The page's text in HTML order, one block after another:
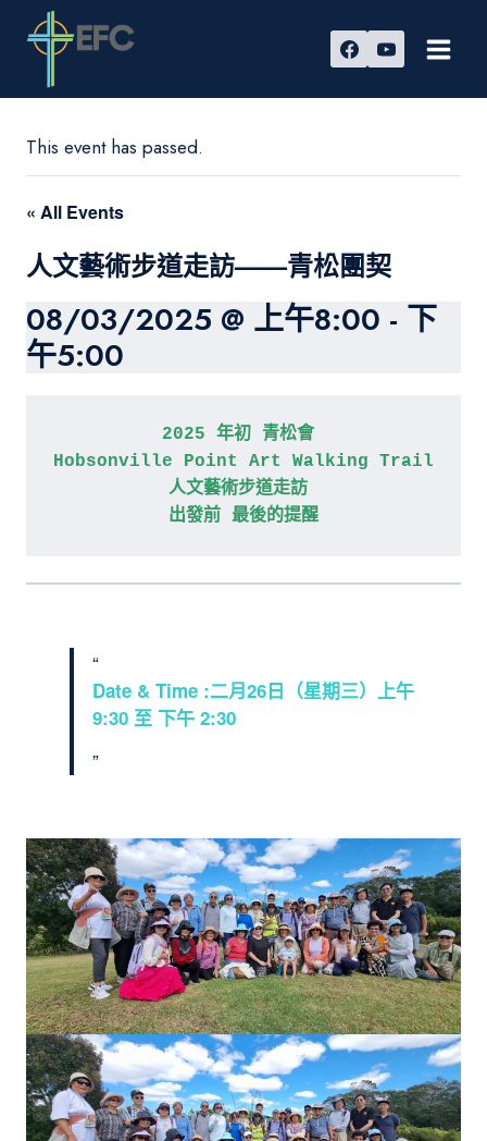
This event has passed.
« All Events
人文藝術步道走訪——青松團契
08/03/2025 @ 上午8:00 - 下
午5:00
2025 年初 青松會
Hobsonville Point Art Walking Trail
人文藝術步道走訪
出發前 最後的提醒
Date & Time :二月26日（星期三）上午
9:30 至 下午 2:30